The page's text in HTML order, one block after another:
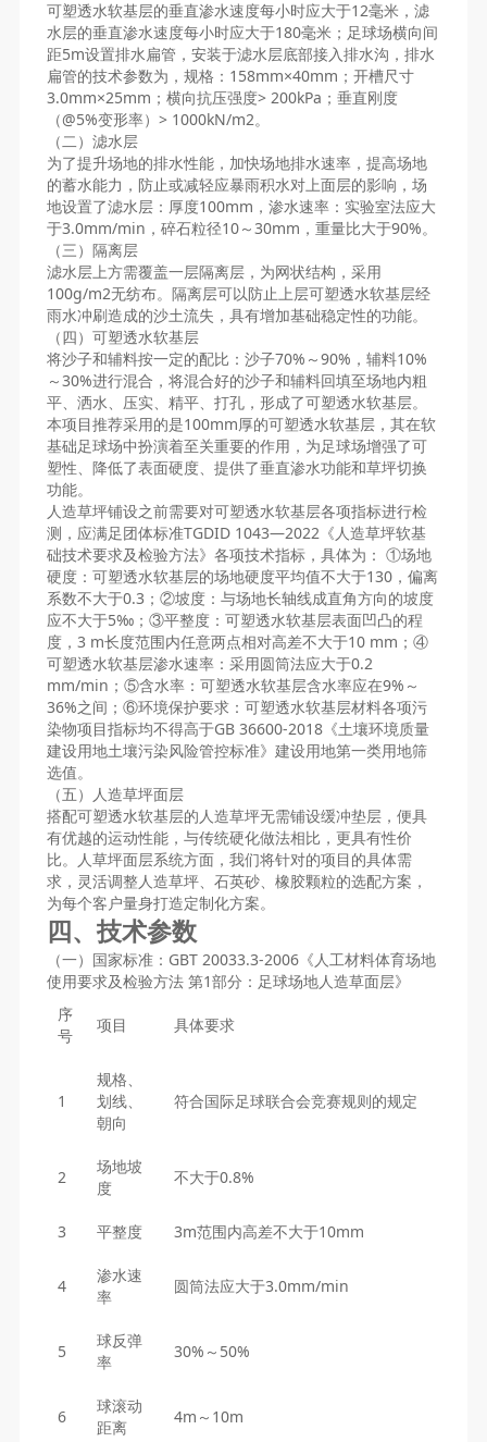
可塑透水软基层的垂直渗水速度每小时应大于12毫米，滤
水层的垂直渗水速度每小时应大于180毫米；足球场横向间
距5m设置排水扁管，安装于滤水层底部接入排水沟，排水
扁管的技术参数为，规格：158mm×40mm；开槽尺寸
3.0mm×25mm；横向抗压强度> 200kPa；垂直刚度
（@5%变形率）> 1000kN/m2。
（二）滤水层
为了提升场地的排水性能，加快场地排水速率，提高场地
的蓄水能力，防止或减轻应暴雨积水对上面层的影响，场
地设置了滤水层：厚度100mm，渗水速率：实验室法应大
于3.0mm/min，碎石粒径10～30mm，重量比大于90%。
（三）隔离层
滤水层上方需覆盖一层隔离层，为网状结构，采用
100g/m2无纺布。隔离层可以防止上层可塑透水软基层经
雨水冲刷造成的沙土流失，具有增加基础稳定性的功能。
（四）可塑透水软基层
将沙子和辅料按一定的配比：沙子70%～90%，辅料10%
～30%进行混合，将混合好的沙子和辅料回填至场地内粗
平、洒水、压实、精平、打孔，形成了可塑透水软基层。
本项目推荐采用的是100mm厚的可塑透水软基层，其在软
基础足球场中扮演着至关重要的作用，为足球场增强了可
塑性、降低了表面硬度、提供了垂直渗水功能和草坪切换
功能。
人造草坪铺设之前需要对可塑透水软基层各项指标进行检
测，应满足团体标准TGDID 1043—2022《人造草坪软基
础技术要求及检验方法》各项技术指标，具体为： ①场地
硬度：可塑透水软基层的场地硬度平均值不大于130，偏离
系数不大于0.3；②坡度：与场地长轴线成直角方向的坡度
应不大于5‰；③平整度：可塑透水软基层表面凹凸的程
度，3 m长度范围内任意两点相对高差不大于10 mm；④
可塑透水软基层渗水速率：采用圆筒法应大于0.2
mm/min；⑤含水率：可塑透水软基层含水率应在9%～
36%之间；⑥环境保护要求：可塑透水软基层材料各项污
染物项目指标均不得高于GB 36600-2018《土壤环境质量
建设用地土壤污染风险管控标准》建设用地第一类用地筛
选值。
（五）人造草坪面层
搭配可塑透水软基层的人造草坪无需铺设缓冲垫层，便具
有优越的运动性能，与传统硬化做法相比，更具有性价
比。人草坪面层系统方面，我们将针对的项目的具体需
求，灵活调整人造草坪、石英砂、橡胶颗粒的选配方案，
为每个客户量身打造定制化方案。
四、技术参数
（一）国家标准：GBT 20033.3-2006《人工材料体育场地
使用要求及检验方法 第1部分：足球场地人造草面层》
序
号
项目 具体要求
1
规格、
划线、
朝向
符合国际足球联合会竞赛规则的规定
2
场地坡
度
不大于0.8%
3 平整度 3m范围内高差不大于10mm
4
渗水速
率
圆筒法应大于3.0mm/min
5
球反弹
率
30%～50%
6
球滚动
距离
4m～10m